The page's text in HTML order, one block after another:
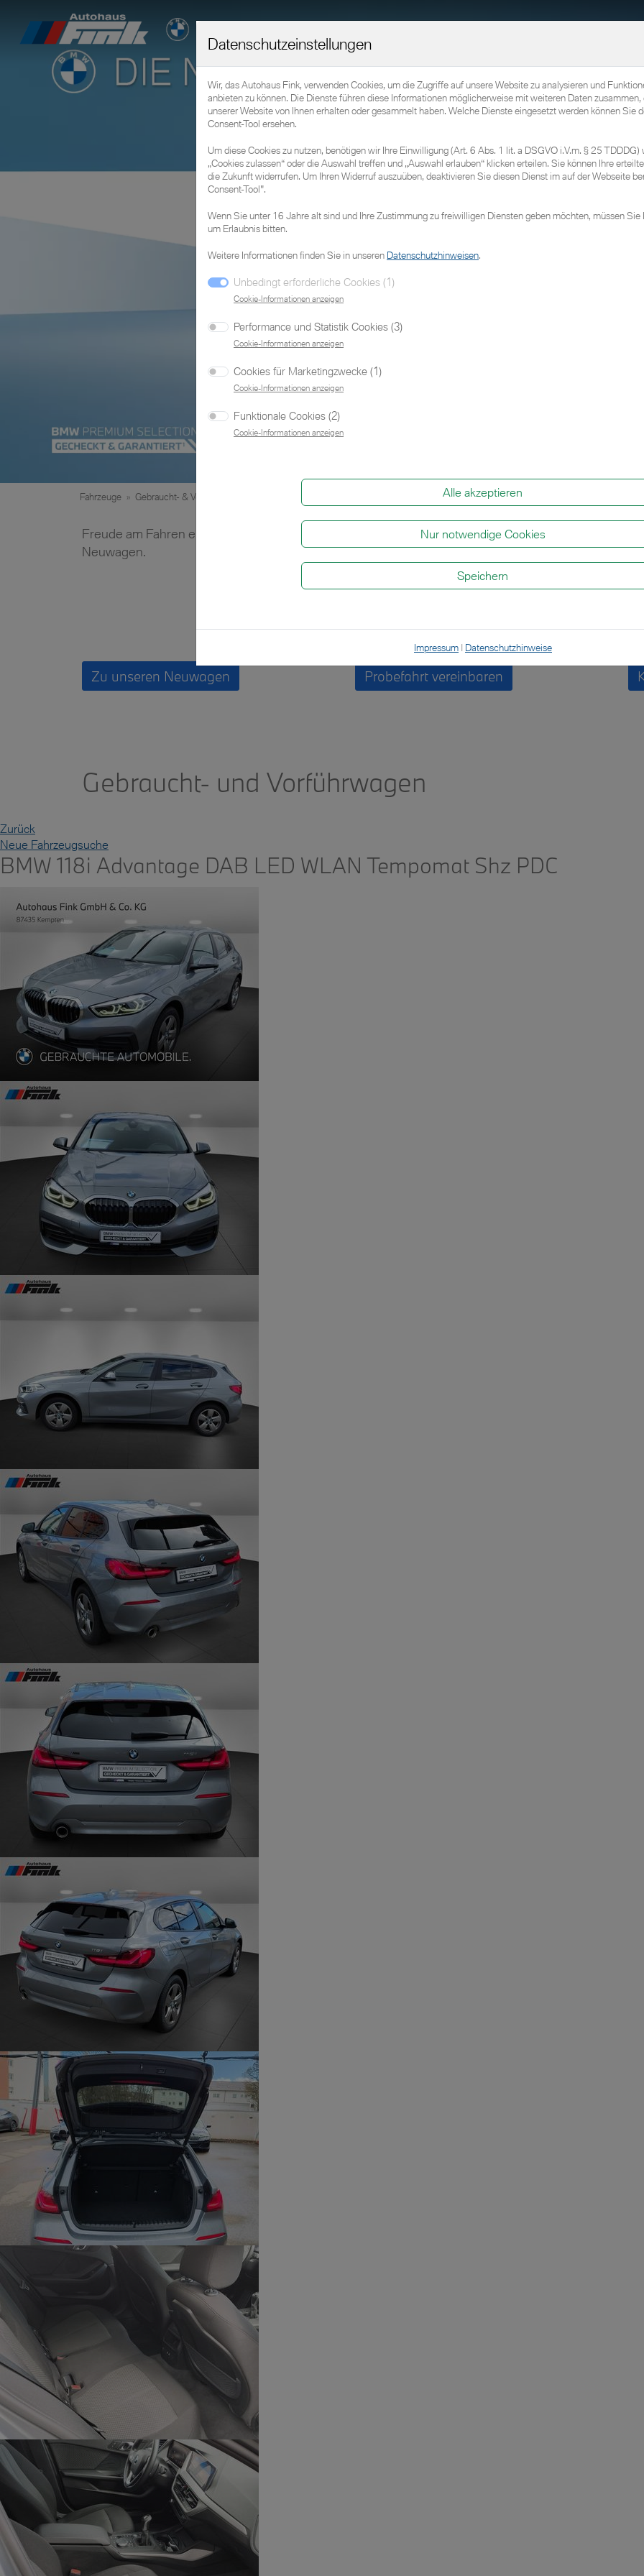
Fahrzeuge » Gebraucht- & Vorführwagen
Freude am Fahren erleben mit unseren BMW
Neuwagen.
Sie wollen ein Fahrzeug testen?
Sehr gerne! Buchen Sie sich eine Probefahrt.
Zu unseren Neuwagen Probefahrt vereinbaren
Gebraucht- und Vorführwagen
Zurück
Neue Fahrzeugsuche
BMW 118i Advantage DAB LED WLAN Tempomat Shz PDC
Datenschutzeinstellungen
Wir, das Autohaus Fink, verwenden Cookies, um die Zugriffe auf unsere Website zu analysieren und
anbieten zu können. Die Dienste führen diese Informationen möglicherweise mit weiteren Daten
unserer Website von Ihnen erhalten oder gesammelt haben. Welche Dienste eingesetzt werden können Sie
Consent-Tool ersehen.
Um diese Cookies zu nutzen, benötigen wir Ihre Einwilligung (Art. 6 Abs. 1 lit. a DSGVO i.V.m. § 25
„Cookies zulassen“ oder die Auswahl treffen und „Auswahl erlauben“ klicken erteilen. Sie können Ihre
die Zukunft widerrufen. Um Ihren Widerruf auszuüben, deaktivieren Sie diesen Dienst im auf der Webseite
Consent-Tool".
Wenn Sie unter 16 Jahre alt sind und Ihre Zustimmung zu freiwilligen Diensten geben möchten, müssen
um Erlaubnis bitten.
Weitere Informationen finden Sie in unseren Datenschutzhinweisen.
Unbedingt erforderliche Cookies (1)
Cookie-Informationen anzeigen
Performance und Statistik Cookies (3)
Cookie-Informationen anzeigen
Cookies für Marketingzwecke (1)
Cookie-Informationen anzeigen
Funktionale Cookies (2)
Cookie-Informationen anzeigen
Alle akzeptieren
Nur notwendige Cookies
Speichern
Impressum | Datenschutzhinweise